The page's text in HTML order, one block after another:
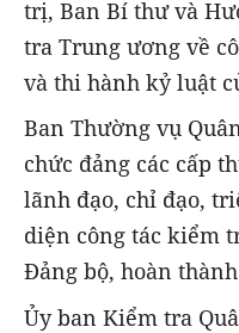
trị, Ban Bí thư và
tra Trung ương về
và thi hành kỷ luật
Ban Thường vụ
chức đảng các cấp
lãnh đạo, chỉ đạo,
diện công tác kiểm
Đảng bộ, hoàn
Ủy ban Kiểm tra